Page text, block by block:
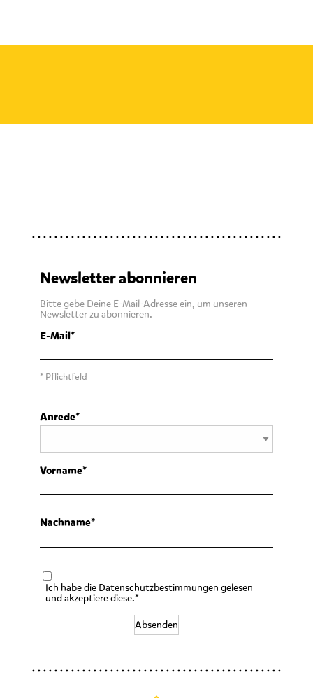
Newsletter abonnieren
Bitte gebe Deine E-Mail-Adresse ein, um unseren
Newsletter zu abonnieren.
E-Mail
* Pflichtfeld
Anrede
Vorname
Nachname
Ich habe die Datenschutzbestimmungen gelesen
und akzeptiere diese.*
Absenden